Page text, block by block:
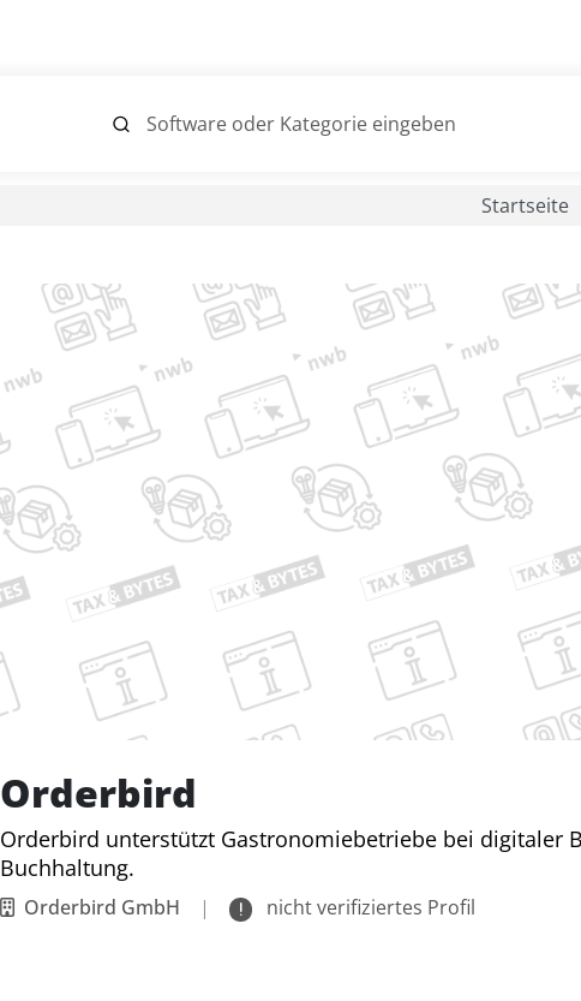
Startseite
Orderbird
Orderbird unterstützt Gastronomiebetriebe bei digitaler
Buchhaltung.
Orderbird GmbH | nicht verifiziertes Profil